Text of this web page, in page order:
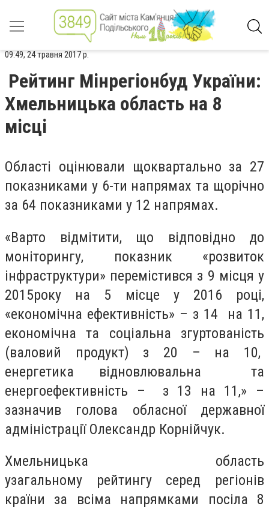
09:49, 24 травня 2017 р.
Рейтинг Мінрегіонбуд України:
Хмельницька область на 8
місці
Області оцінювали щоквартально за 27
показниками у 6-ти напрямах та щорічно
за 64 показниками у 12 напрямах.
«Варто відмітити, що відповідно до
моніторингу, показник «розвиток
інфраструктури» перемістився з 9 місця у
2015року на 5 місце у 2016 році,
«економічна ефективність» – з 14 на 11,
економічна та соціальна згуртованість
(валовий продукт) з 20 – на 10,
енергетика відновлювальна та
енергоефективність – з 13 на 11,» –
зазначив голова обласної державної
адміністрації Олександр Корнійчук.
Хмельницька область
узагальному рейтингу серед регіонів
країни за всіма напрямками посіла 8